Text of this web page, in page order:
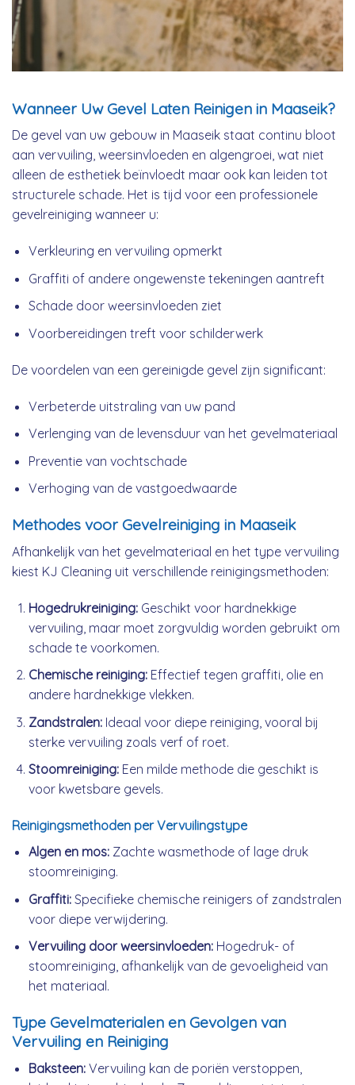
Wanneer Uw Gevel Laten Reinigen in Maaseik?
De gevel van uw gebouw in Maaseik staat continu bloot
aan vervuiling, weersinvloeden en algengroei, wat niet
alleen de esthetiek beïnvloedt maar ook kan leiden tot
structurele schade. Het is tijd voor een professionele
gevelreiniging wanneer u:
Verkleuring en vervuiling opmerkt
Graffiti of andere ongewenste tekeningen aantreft
Schade door weersinvloeden ziet
Voorbereidingen treft voor schilderwerk
De voordelen van een gereinigde gevel zijn significant:
Verbeterde uitstraling van uw pand
Verlenging van de levensduur van het gevelmateriaal
Preventie van vochtschade
Verhoging van de vastgoedwaarde
Methodes voor Gevelreiniging in Maaseik
Afhankelijk van het gevelmateriaal en het type vervuiling
kiest KJ Cleaning uit verschillende reinigingsmethoden:
Hogedrukreiniging:Geschikt voor hardnekkige
vervuiling, maar moet zorgvuldig worden gebruikt om
schade te voorkomen.
Chemische reiniging:Effectief tegen graffiti, olie en
andere hardnekkige vlekken.
Zandstralen:Ideaal voor diepe reiniging, vooral bij
sterke vervuiling zoals verf of roet.
Stoomreiniging:Een milde methode die geschikt is
voor kwetsbare gevels.
Reinigingsmethoden per Vervuilingstype
Algen en mos:Zachte wasmethode of lage druk
stoomreiniging.
Graffiti:Specifieke chemische reinigers of zandstralen
voor diepe verwijdering.
Vervuiling door weersinvloeden:Hogedruk- of
stoomreiniging, afhankelijk van de gevoeligheid van
het materiaal.
Type Gevelmaterialen en Gevolgen van
Vervuiling en Reiniging
Baksteen:Vervuiling kan de poriën verstoppen,